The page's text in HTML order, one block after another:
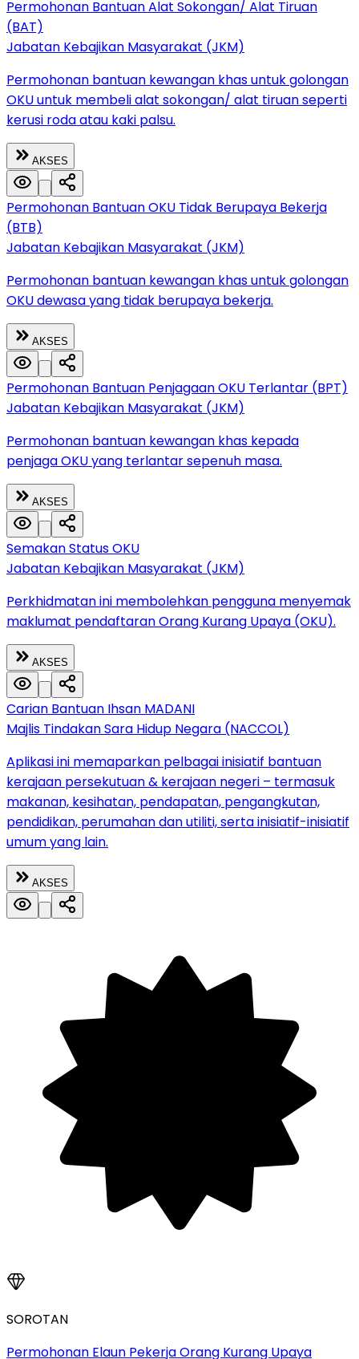
Permohonan Bantuan Alat Sokongan/ Alat Tiruan
(BAT)
Jabatan Kebajikan Masyarakat (JKM)
Permohonan bantuan kewangan khas untuk golongan
OKU untuk membeli alat sokongan/ alat tiruan seperti
kerusi roda atau kaki palsu.
AKSES
Permohonan Bantuan OKU Tidak Berupaya Bekerja
(BTB)
Jabatan Kebajikan Masyarakat (JKM)
Permohonan bantuan kewangan khas untuk golongan
OKU dewasa yang tidak berupaya bekerja.
AKSES
Permohonan Bantuan Penjagaan OKU Terlantar (BPT)
Jabatan Kebajikan Masyarakat (JKM)
Permohonan bantuan kewangan khas kepada
penjaga OKU yang terlantar sepenuh masa.
AKSES
Semakan Status OKU
Jabatan Kebajikan Masyarakat (JKM)
Perkhidmatan ini membolehkan pengguna menyemak
maklumat pendaftaran Orang Kurang Upaya (OKU).
AKSES
Carian Bantuan Ihsan MADANI
Majlis Tindakan Sara Hidup Negara (NACCOL)
Aplikasi ini memaparkan pelbagai inisiatif bantuan
kerajaan persekutuan & kerajaan negeri – termasuk
makanan, kesihatan, pendapatan, pengangkutan,
pendidikan, perumahan dan utiliti, serta inisiatif-inisiatif
umum yang lain.
AKSES
SOROTAN
Permohonan Elaun Pekerja Orang Kurang Upaya